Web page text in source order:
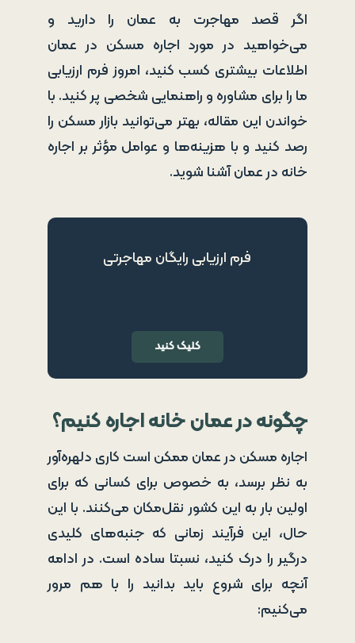
اگر قصد مهاجرت به عمان را دارید و
می‌خواهید در مورد اجاره مسکن در عمان
اطلاعات بیشتری کسب کنید، امروز فرم ارزیابی
ما را برای مشاوره و راهنمایی شخصی پر کنید. با
خواندن این مقاله، بهتر می‌توانید بازار مسکن را
رصد کنید و با هزینه‌ها و عوامل مؤثر بر اجاره
خانه در عمان آشنا شوید.
فرم ارزیابی رایگان مهاجرتی
کلیک کنید
چگونه در عمان خانه اجاره کنیم؟
اجاره مسکن در عمان ممکن است کاری دلهره‌آور
به نظر برسد، به خصوص برای کسانی که برای
اولین بار به این کشور نقل‌مکان می‌کنند. با این
حال، این فرآیند زمانی که جنبه‌های کلیدی
درگیر را درک کنید، نسبتا ساده است. در ادامه
آنچه برای شروع باید بدانید را با هم مرور
می‌کنیم: